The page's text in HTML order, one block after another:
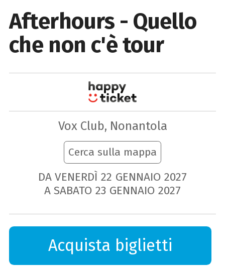
Afterhours - Quello
che non c'è tour
Vox Club, Nonantola
Cerca sulla mappa
DA VENERDÌ 22 GENNAIO 2027
A SABATO 23 GENNAIO 2027
Acquista biglietti